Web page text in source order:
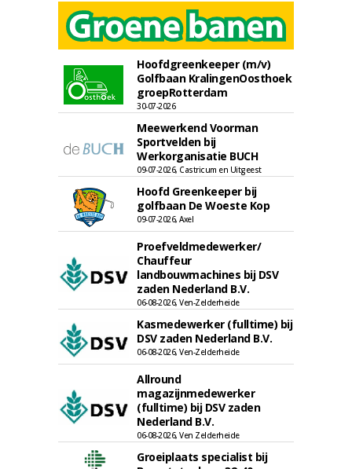
Hoofdgreenkeeper (m/v)
Golfbaan KralingenOosthoek
groepRotterdam
30-07-2026
Meewerkend Voorman
Sportvelden bij
Werkorganisatie BUCH
09-07-2026, Castricum en Uitgeest
Hoofd Greenkeeper bij
golfbaan De Woeste Kop
09-07-2026, Axel
Proefveldmedewerker/
Chauffeur
landbouwmachines bij DSV
zaden Nederland B.V.
06-08-2026, Ven-Zelderheide
Kasmedewerker (fulltime) bij
DSV zaden Nederland B.V.
06-08-2026, Ven-Zelderheide
Allround
magazijnmedewerker
(fulltime) bij DSV zaden
Nederland B.V.
06-08-2026, Ven Zelderheide
Groeiplaats specialist bij